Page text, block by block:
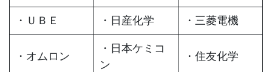
・ＵＢＥ ・日産化学 ・三菱電機
・オムロン
・日本ケミコ
ン
・住友化学